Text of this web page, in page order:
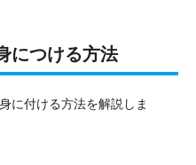
につける方法
に付ける方法を解説しま